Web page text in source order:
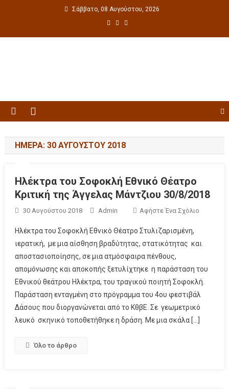
Σάββατο, 08 Αυγούστου, 2026
ΗΜΈΡΑ: 30 ΑΥΓΟΎΣΤΟΥ 2018
Ηλέκτρα του Σοφοκλή Εθνικό Θέατρο
Κριτική της Άγγελας Μάντζιου 30/8/2018
30 Αυγούστου 2018 Admin Αφήστε Ένα Σχόλιο
Ηλέκτρα του Σοφοκλή Εθνικό Θέατρο Στυλιζαρισμένη,
ιερατική, με μια αίσθηση βραδύτητας, στατικότητας και
αποστασιοποίησης, σε μια ατμόσφαιρα πένθους,
απομόνωσης και αποκοπής ξετυλίχτηκε η παράσταση του
Εθνικού θεάτρου Ηλέκτρα, του τραγικού ποιητή Σοφοκλή.
Παράσταση ενταγμένη στο πρόγραμμα του 4ου φεστιβάλ
Δάσους που διοργανώνεται από το ΚθβΕ. Σε γεωμετρικό
λευκό σκηνικό τοποθετήθηκε η δράση. Με μια σκάλα […]
Όλο το άρθρο